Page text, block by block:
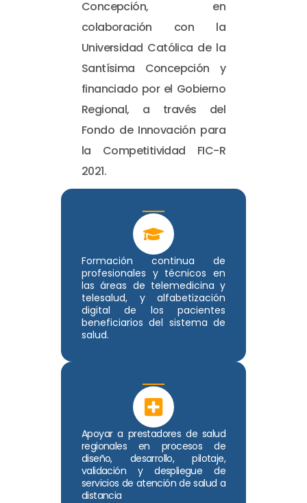
Formación continua de
profesionales y técnicos en
las áreas de telemedicina y
telesalud, y alfabetización
digital de los pacientes
beneficiarios del sistema de
salud.
Apoyar a prestadores de salud
regionales en procesos de
diseño, desarrollo, pilotaje,
validación y despliegue de
servicios de atención de salud a
distancia
Concepción, en
colaboración con la
Universidad Católica de la
Santísima Concepción y
financiado por el Gobierno
Regional, a través del
Fondo de Innovación para
la Competitividad FIC-R
2021.